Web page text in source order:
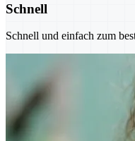
Schnell
Schnell und einfach zum